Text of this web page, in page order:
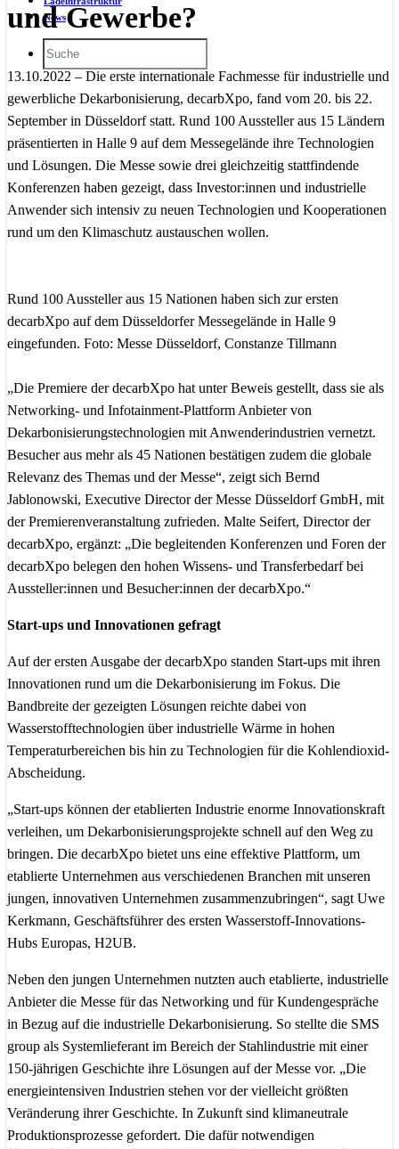
News
und Gewerbe?
13.10.2022 – Die erste internationale Fachmesse für industrielle und
gewerbliche Dekarbonisierung, decarbXpo, fand vom 20. bis 22.
September in Düsseldorf statt. Rund 100 Aussteller aus 15 Ländern
präsentierten in Halle 9 auf dem Messegelände ihre Technologien
und Lösungen. Die Messe sowie drei gleichzeitig stattfindende
Konferenzen haben gezeigt, dass Investor:innen und industrielle
Anwender sich intensiv zu neuen Technologien und Kooperationen
rund um den Klimaschutz austauschen wollen.
Rund 100 Aussteller aus 15 Nationen haben sich zur ersten
decarbXpo auf dem Düsseldorfer Messegelände in Halle 9
eingefunden. Foto: Messe Düsseldorf, Constanze Tillmann
„Die Premiere der decarbXpo hat unter Beweis gestellt, dass sie als
Networking- und Infotainment-Plattform Anbieter von
Dekarbonisierungstechnologien mit Anwenderindustrien vernetzt.
Besucher aus mehr als 45 Nationen bestätigen zudem die globale
Relevanz des Themas und der Messe“, zeigt sich Bernd
Jablonowski, Executive Director der Messe Düsseldorf GmbH, mit
der Premierenveranstaltung zufrieden. Malte Seifert, Director der
decarbXpo, ergänzt: „Die begleitenden Konferenzen und Foren der
decarbXpo belegen den hohen Wissens- und Transferbedarf bei
Aussteller:innen und Besucher:innen der decarbXpo.“
Start-ups und Innovationen gefragt
Auf der ersten Ausgabe der decarbXpo standen Start-ups mit ihren
Innovationen rund um die Dekarbonisierung im Fokus. Die
Bandbreite der gezeigten Lösungen reichte dabei von
Wasserstofftechnologien über industrielle Wärme in hohen
Temperaturbereichen bis hin zu Technologien für die Kohlendioxid-
Abscheidung.
„Start-ups können der etablierten Industrie enorme Innovationskraft
verleihen, um Dekarbonisierungsprojekte schnell auf den Weg zu
bringen. Die decarbXpo bietet uns eine effektive Plattform, um
etablierte Unternehmen aus verschiedenen Branchen mit unseren
jungen, innovativen Unternehmen zusammenzubringen“, sagt Uwe
Kerkmann, Geschäftsführer des ersten Wasserstoff-Innovations-
Hubs Europas, H2UB.
Neben den jungen Unternehmen nutzten auch etablierte, industrielle
Anbieter die Messe für das Networking und für Kundengespräche
in Bezug auf die industrielle Dekarbonisierung. So stellte die SMS
group als Systemlieferant im Bereich der Stahlindustrie mit einer
150-jährigen Geschichte ihre Lösungen auf der Messe vor. „Die
energieintensiven Industrien stehen vor der vielleicht größten
Veränderung ihrer Geschichte. In Zukunft sind klimaneutrale
Produktionsprozesse gefordert. Die dafür notwendigen